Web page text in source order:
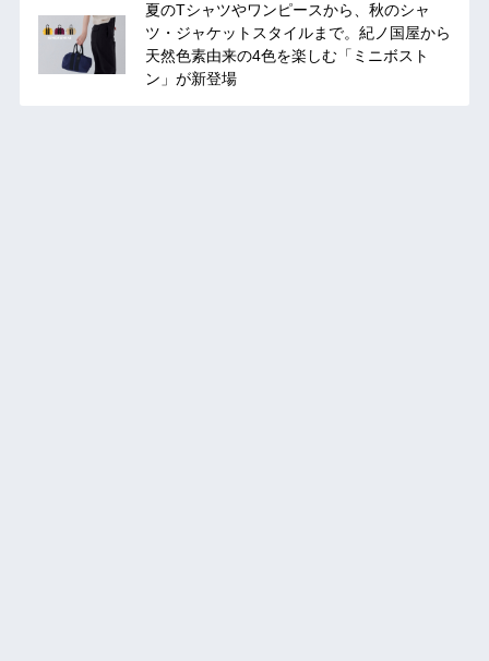
夏のTシャツやワンピースから、秋のシャ
ツ・ジャケットスタイルまで。紀ノ国屋から
天然色素由来の4色を楽しむ「ミニボスト
ン」が新登場